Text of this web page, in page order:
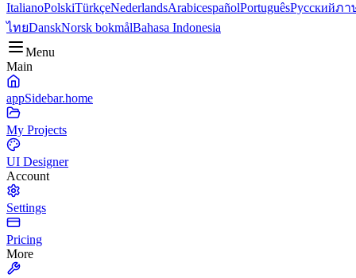
ItalianoPolskiTürkçeNederlandsArabicespañolPortuguêsРусскийภา
ไทยDanskNorsk bokmålBahasa Indonesia
Menu
Main
appSidebar.home
My Projects
UI Designer
Account
Settings
Pricing
More